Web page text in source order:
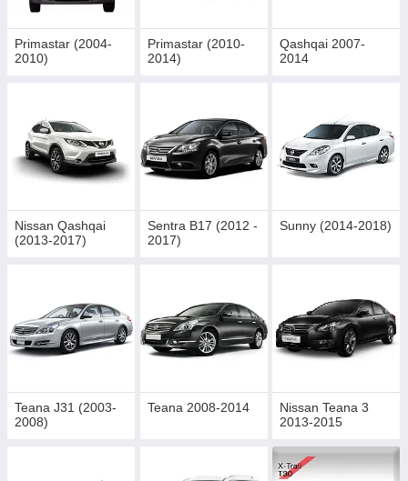
Primastar (2004-
2010)
Primastar (2010-
2014)
Qashqai 2007-
2014
Nissan Qashqai
(2013-2017)
Sentra B17 (2012 -
2017)
Sunny (2014-2018)
Teana J31 (2003-
2008)
Teana 2008-2014
Nissan Teana 3
2013-2015